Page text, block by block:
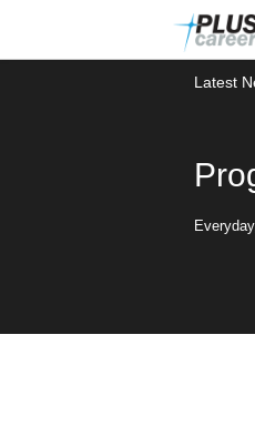
뉴
토
Latest